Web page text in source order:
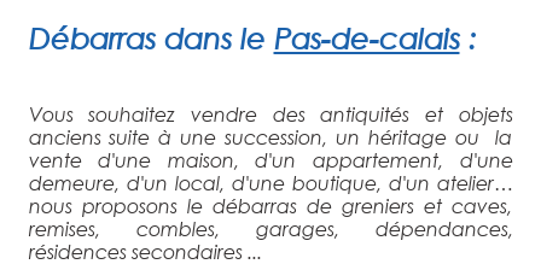
Débarras dans le Pas-de-calais:
Vous souhaitez vendre des antiquités et objets
anciens suite à une succession, un héritage ou la
vente d'une maison, d'un appartement, d'une
demeure, d'un local, d'une boutique, d'un atelier…
nous proposons le débarras de greniers et caves,
remises, combles, garages, dépendances,
résidences secondaires ...